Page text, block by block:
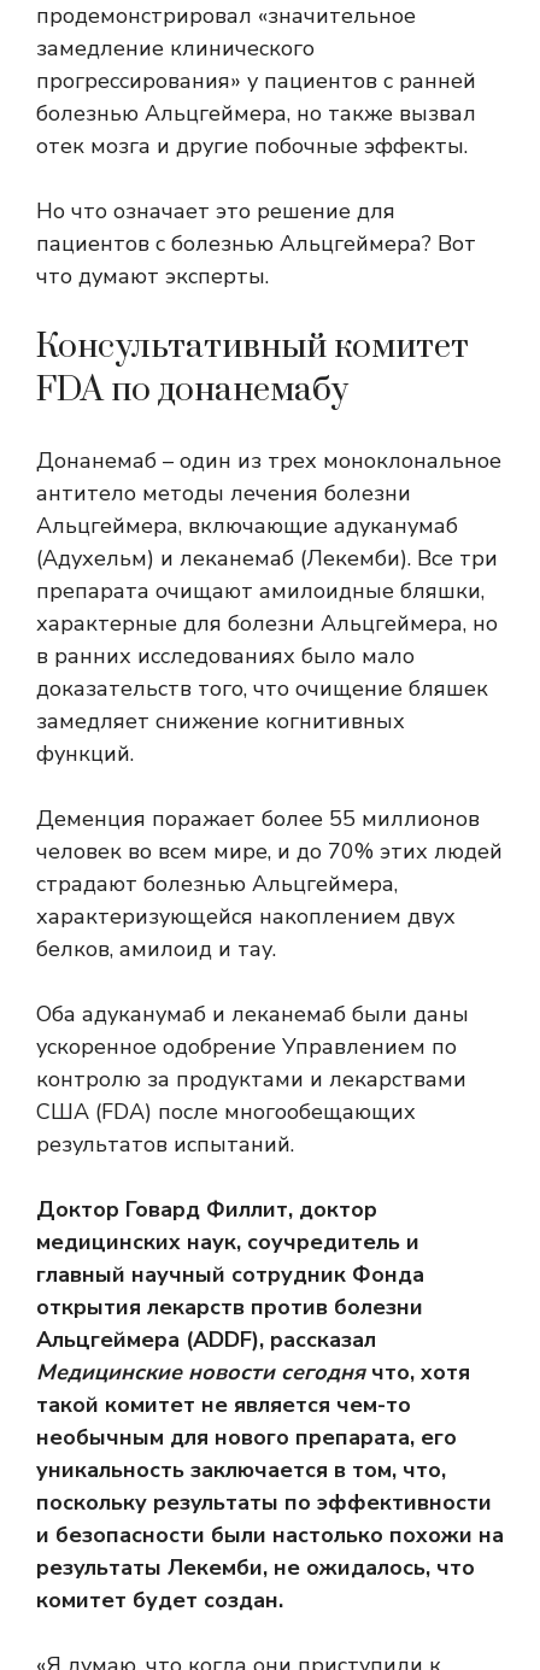
продемонстрировал «значительное
замедление клинического
прогрессирования» у пациентов с ранней
болезнью Альцгеймера, но также вызвал
отек мозга и другие побочные эффекты.
Но что означает это решение для
пациентов с болезнью Альцгеймера? Вот
что думают эксперты.
Консультативный комитет
FDA по донанемабу
Донанемаб – один из трех моноклональное
антитело методы лечения болезни
Альцгеймера, включающие адуканумаб
(Адухельм) и леканемаб (Лекемби). Все три
препарата очищают амилоидные бляшки,
характерные для болезни Альцгеймера, но
в ранних исследованиях было мало
доказательств того, что очищение бляшек
замедляет снижение когнитивных
функций.
Деменция поражает более 55 миллионов
человек во всем мире, и до 70% этих людей
страдают болезнью Альцгеймера,
характеризующейся накоплением двух
белков, амилоид и тау.
Оба адуканумаб и леканемаб были даны
ускоренное одобрение Управлением по
контролю за продуктами и лекарствами
США (FDA) после многообещающих
результатов испытаний.
Доктор Говард Филлит, доктор
медицинских наук, соучредитель и
главный научный сотрудник Фонда
открытия лекарств против болезни
Альцгеймера (ADDF), рассказал
Медицинские новости сегоднячто, хотя
такой комитет не является чем-то
необычным для нового препарата, его
уникальность заключается в том, что,
поскольку результаты по эффективности
и безопасности были настолько похожи на
результаты Лекемби, не ожидалось, что
комитет будет создан.